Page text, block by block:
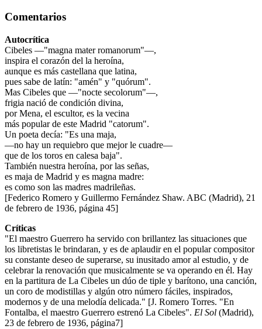
Comentarios
Autocrítica
Cibeles —"magna mater romanorum"—,
inspira el corazón del la heroína,
aunque es más castellana que latina,
pues sabe de latín: "amén" y "quórum".
Mas Cibeles que —"nocte secolorum"—,
frigia nació de condición divina,
por Mena, el escultor, es la vecina
más popular de este Madrid "catorum".
Un poeta decía: "Es una maja,
—no hay un requiebro que mejor le cuadre—
que de los toros en calesa baja".
También nuestra heroína, por las señas,
es maja de Madrid y es magna madre:
es como son las madres madrileñas.
[Federico Romero y Guillermo Fernández Shaw. ABC (Madrid), 21
de febrero de 1936, página 45]
Críticas
"El maestro Guerrero ha servido con brillantez las situaciones que
los libretistas le brindaran, y es de aplaudir en el popular compositor
su constante deseo de superarse, su inusitado amor al estudio, y de
celebrar la renovación que musicalmente se va operando en él. Hay
en la partitura de La Cibeles un dúo de tiple y barítono, una canción,
un coro de modistillas y algún otro número fáciles, inspirados,
modernos y de una melodía delicada." [J. Romero Torres. "En
Fontalba, el maestro Guerrero estrenó La Cibeles". El Sol (Madrid),
23 de febrero de 1936, página7]